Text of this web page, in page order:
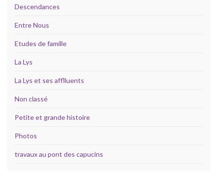
Descendances
Entre Nous
Etudes de famille
La Lys
La Lys et ses afflluents
Non classé
Petite et grande histoire
Photos
travaux au pont des capucins